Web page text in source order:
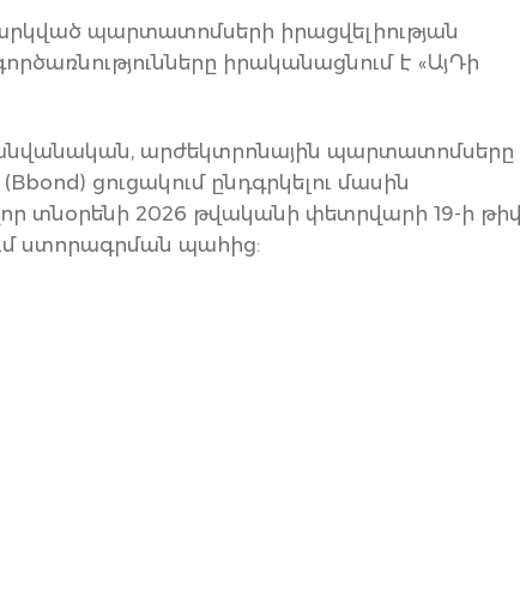
պարտատոմսերի իրացվելիության
իրականացնում է «ԱյԴի
արժեկտրոնային պարտատոմսերը
ցուցակում ընդգրկելու մասին
տնօրենի 2026 թվականի փետրվարի 19-ի թիվ
ստորագրման պահից: